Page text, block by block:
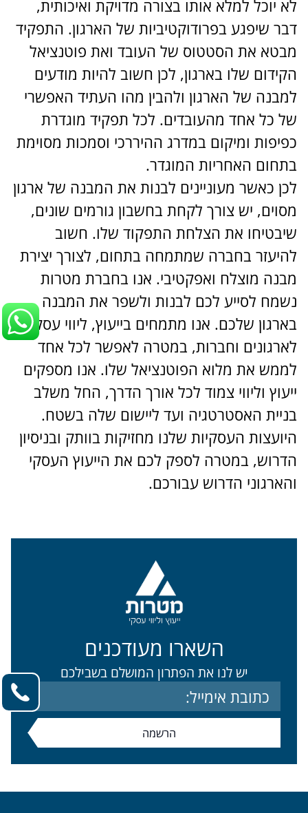
לא יוכל למלא אותו בצורה מדויקת ואיכותית,
דבר שיפגע בפרודוקטיביות של הארגון. התפקיד
מבטא את הסטטוס של העובד ואת פוטנציאל
הקידום שלו בארגון, לכן חשוב להיות מודעים
למבנה של הארגון ולהבין מהו העתיד האפשרי
של כל אחד מהעובדים. לכל תפקיד מוגדרת
כפיפות ומיקום במדרג ההיררכי וסמכות מסוימת
בתחום האחריות המוגדר.
לכן כאשר מעוניינים לבנות את המבנה של ארגון
מסוים, יש צורך לקחת בחשבון גורמים שונים,
שיבטיחו את הצלחת התפקוד שלו. חשוב
להיעזר בחברה שמתמחה בתחום, לצורך יצירת
מבנה מוצלח ואפקטיבי. אנו בחברת מטרות
נשמח לסייע לכם לבנות ולשפר את המבנה
בארגון שלכם. אנו מתמחים בייעוץ, ליווי עסקי
לארגונים וחברות, במטרה לאפשר לכל אחד
לממש את מלוא הפוטנציאל שלו. אנו מספקים
ייעוץ וליווי צמוד לכל אורך הדרך, החל משלב
בניית האסטרטגיה ועד ליישום שלה בשטח.
היועצות העסקיות שלנו מחזיקות בוותק ובניסיון
הדרוש, במטרה לספק לכם את הייעוץ העסקי
והארגוני הדרוש עבורכם.
השארו מעודכנים
יש לנו את הפתרון המושלם בשבילכם